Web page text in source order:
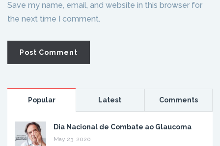
Save my name, email, and website in this browser for
the next time I comment.
Popular Latest Comments
Dia Nacional de Combate ao Glaucoma
May 23, 2020